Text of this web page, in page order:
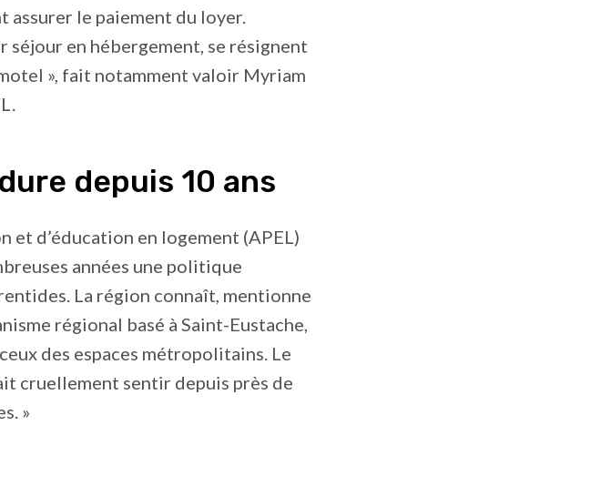
le paiement du loyer.
séjour en hébergement, se résignent
», fait notamment valoir Myriam
depuis 10 ans
et d’éducation en logement (APEL)
années une politique
La région connaît, mentionne
régional basé à Saint-Eustache,
des espaces métropolitains. Le
cruellement sentir depuis près de
»